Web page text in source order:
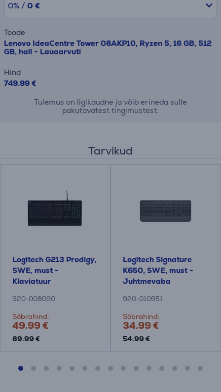
0% / 0 €
Toode
Lenovo IdeaCentre Tower 08AKP10, Ryzen 5, 16 GB, 512
GB, hall - Lauaarvuti
Hind
749.99 €
Tulemus on ligikaudne ja võib erineda sulle
pakutavatest tingimustest.
Tarvikud
Logitech G213 Prodigy,
SWE, must -
Klaviatuur
920-008090
Sõbrahind:
49.99 €
89.99 €
Logitech Signature
K650, SWE, must -
Juhtmevaba
920-010951
Sõbrahind:
34.99 €
54.99 €